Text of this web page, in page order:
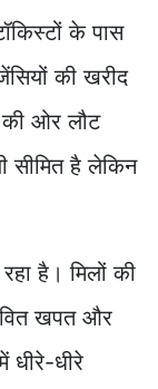
के पास
की खरीद
ओर लौट
सीमित है लेकिन
है। मिलों की
खपत और
धीरे-धीरे